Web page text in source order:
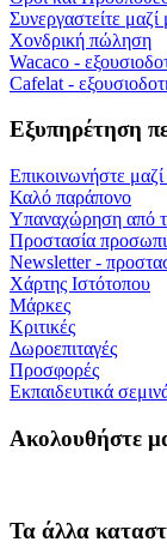
Συνεργαστείτε μαζί
Χονδρική πώληση
Wacaco -
Cafelat -
Εξυπηρέτηση
Επικοινωνήστε
Καλό παράπονο
Υπαναχώρηση από
Προστασία
Newsletter -
Χάρτης Ιστότοπου
Μάρκες
Κριτικές
Δωροεπιταγές
Προσφορές
Εκπαιδευτικά
Ακολουθήστε
Τα άλλα